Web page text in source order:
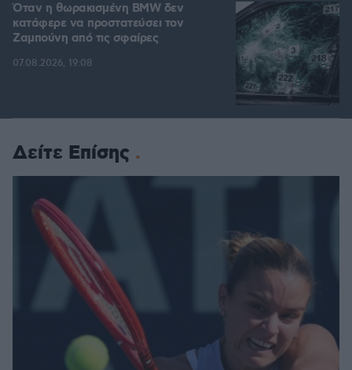
Όταν η θωρακισμένη BMW δεν
κατάφερε να προστατεύσει τον
Ζαμπούνη από τις σφαίρες
07.08.2026, 19:08
Δείτε Επίσης